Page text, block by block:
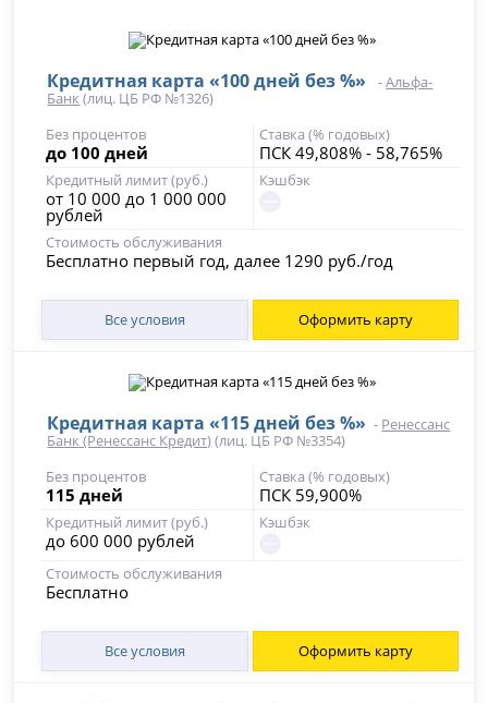
Кредитная карта «100 дней без %» -Альфа-
Банк (лиц. ЦБ РФ №1326)
Без процентов
до 100 дней
Ставка (% годовых)
ПСК 49,808% - 58,765%
Кредитный лимит (руб.)
от 10 000 до 1 000 000
рублей
Кэшбэк
Стоимость обслуживания
Бесплатно первый год, далее 1290 руб./год
Все условия Оформить карту
Кредитная карта «115 дней без %» - Ренессанс
Банк (Ренессанс Кредит)(лиц. ЦБ РФ №3354)
Без процентов
115 дней
Ставка (% годовых)
ПСК 59,900%
Кредитный лимит (руб.)
до 600 000 рублей
Кэшбэк
Стоимость обслуживания
Бесплатно
Все условия Оформить карту